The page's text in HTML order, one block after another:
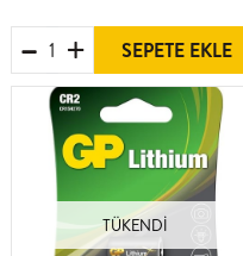
SEPETE EKLE
TÜKENDI